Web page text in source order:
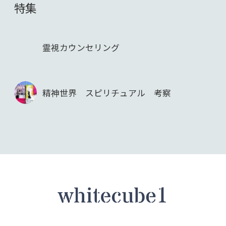
特集
霊視カウンセリング
精神世界 スピリチュアル 考察